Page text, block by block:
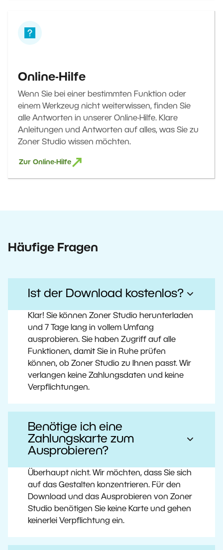
Online-Hilfe
Wenn Sie bei einer bestimmten Funktion oder
einem Werkzeug nicht weiterwissen, finden Sie
alle Antworten in unserer Online-Hilfe. Klare
Anleitungen und Antworten auf alles, was Sie zu
Zoner Studio wissen möchten.
Zur Online-Hilfe
Häufige Fragen
Ist der Download kostenlos?
Klar! Sie können Zoner Studio herunterladen
und 7 Tage lang in vollem Umfang
ausprobieren. Sie haben Zugriff auf alle
Funktionen, damit Sie in Ruhe prüfen
können, ob Zoner Studio zu Ihnen passt. Wir
verlangen keine Zahlungsdaten und keine
Verpflichtungen.
Benötige ich eine
Zahlungskarte zum
Ausprobieren?
Überhaupt nicht. Wir möchten, dass Sie sich
auf das Gestalten konzentrieren. Für den
Download und das Ausprobieren von Zoner
Studio benötigen Sie keine Karte und gehen
keinerlei Verpflichtung ein.